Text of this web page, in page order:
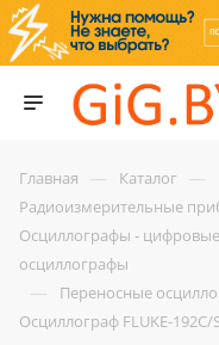
Главная — Каталог —
Радиоизмерительные
Осциллографы -
осциллографы
— Переносные
Осциллограф FLUKE-192C/